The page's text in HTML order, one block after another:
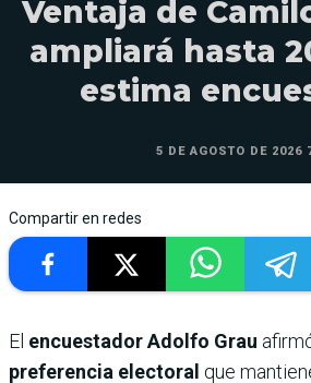
Ventaja de
ampliará hasta
estima
5 DE AGOSTO DE 2026
Compartir en redes
El encuestador Adolfo Grau
preferencia electoral que